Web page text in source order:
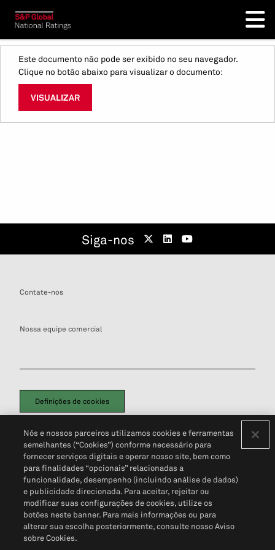
Este documento não pode ser exibido no seu navegador.
Clique no botão abaixo para visualizar o documento:
VISUALIZAR
Siga-nos
Contate-nos
Nossa equipe comercial
Definições de cookies
Política de PrivacidadePortal de privacidade do cliente (em inglês)
Não Venda Minhas Informações Pessoais© 2026 S&P Global
Nós e nossos parceiros utilizamos cookies e ferramentas
semelhantes (“Cookies”) conforme necessário para
fornecer serviços digitais e operar nosso site, bem como
para finalidades “opcionais” relacionadas a
funcionalidade, desempenho (incluindo análise de dados)
e publicidade direcionada. Para aceitar, rejeitar ou
modificar suas configurações de cookies, utilize os
botões neste banner. Para mais informações ou para
alterar sua escolha posteriormente, consulte nosso Aviso
sobre Cookies.